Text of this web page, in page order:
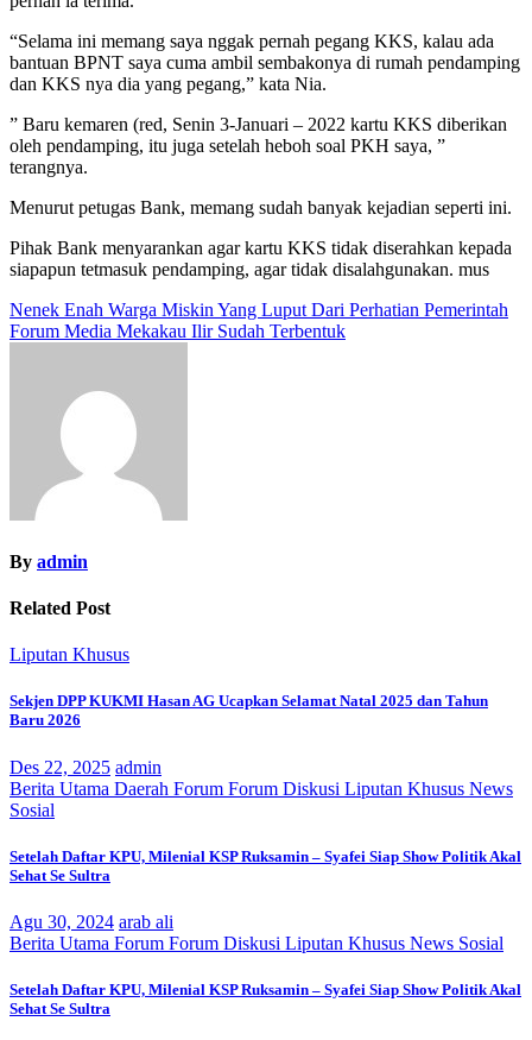
“Selama ini memang saya nggak pernah pegang KKS, kalau ada
bantuan BPNT saya cuma ambil sembakonya di rumah pendamping
dan KKS nya dia yang pegang,” kata Nia.
” Baru kemaren (red, Senin 3-Januari – 2022 kartu KKS diberikan
oleh pendamping, itu juga setelah heboh soal PKH saya, ”
terangnya.
Menurut petugas Bank, memang sudah banyak kejadian seperti ini.
Pihak Bank menyarankan agar kartu KKS tidak diserahkan kepada
siapapun tetmasuk pendamping, agar tidak disalahgunakan. mus
Navigasi
pos
Nenek Enah Warga Miskin Yang Luput Dari Perhatian Pemerintah
Forum Media Mekakau Ilir Sudah Terbentuk
By admin
Related Post
Liputan Khusus
Sekjen DPP KUKMI Hasan AG Ucapkan Selamat Natal 2025 dan Tahun
Baru 2026
Des 22, 2025 admin
Berita Utama Daerah Forum Forum Diskusi Liputan Khusus News
Sosial
Setelah Daftar KPU, Milenial KSP Ruksamin – Syafei Siap Show Politik Akal
Sehat Se Sultra
Agu 30, 2024 arab ali
Berita Utama Forum Forum Diskusi Liputan Khusus News Sosial
Setelah Daftar KPU, Milenial KSP Ruksamin – Syafei Siap Show Politik Akal
Sehat Se Sultra